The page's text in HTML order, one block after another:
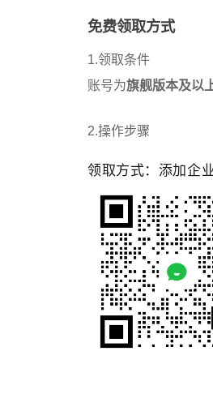
免费领取方式
1.领取条件
账号为旗舰版本及以
2.操作步骤
领取方式：添加企